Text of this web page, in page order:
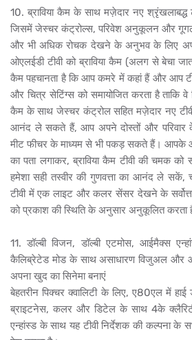
10. ब्राविया कैम के साथ मज़ेदार नए
जिसमें जेस्चर कंट्रोल्स, परिवेश अनुकूलन और
और भी अधिक रोचक देखने के अनुभव के लिए
ओएलईडी टीवी को ब्राविया कैम (अलग से बेचा
कैम पहचानता है कि आप कमरे में कहां हैं और आप
और चित्र सेटिंग्स को समायोजित करता है ताकि वे
कैम के साथ जेस्चर कंट्रोल सहित मज़ेदार नए
आनंद ले सकते हैं, आप अपने दोस्तों और परिवार
मीट फीचर के माध्यम से भी पकड़ सकते हैं। आपके
का पता लगाकर, ब्राविया कैम टीवी की चमक को
हमेशा सही तस्वीर की गुणवत्ता का आनंद ले सकें,
टीवी में एक लाइट और कलर सेंसर देखने के
को प्रकाश की स्थिति के अनुसार अनुकूलित करता
11. डॉल्बी विजन, डॉल्बी एटमोस, आईमैक्स
कैलिब्रेटेड मोड के साथ असाधारण विजुअल और
अपना खुद का सिनेमा बनाएं
बेहतरीन पिक्चर क्वालिटी के लिए, ए80एल में
ब्राइटनेस, कलर और डिटेल के साथ 4के
एन्हांस्ड के साथ यह टीवी निर्देशक की कल्पना के